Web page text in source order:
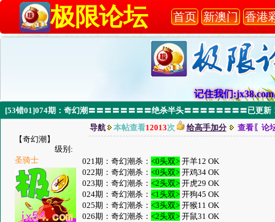
极限论坛 首页 新澳门 香港
记住我们
[53错01]074期：奇幻潮〓〓〓〓〓〓〓〓绝杀半头〓〓〓〓〓〓〓〓已更新
【奇幻潮】
级别:
圣骑士
导航 本帖查看12013次 给高手加分 查看〖论
021期：奇幻潮杀：<0头双> 开羊12 OK
022期：奇幻潮杀：<0头双> 开鸡34 OK
023期：奇幻潮杀：<2头双> 开虎29 OK
024期：奇幻潮杀：<1头双> 开狗45 OK
025期：奇幻潮杀：<3头双> 开猴11 OK
026期：奇幻潮杀：<2头双> 开鼠31 OK